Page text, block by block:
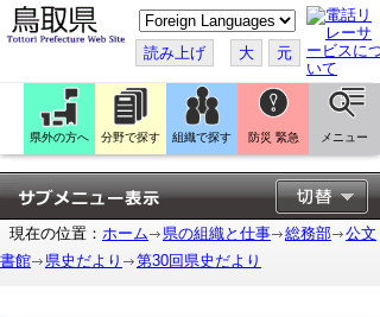
こ
の
ペ
ー
ジ
翻
訳
す
る
読み上げ 大 元
県外の方へ 分野で探す 組織で探す 防災 緊急 メニュー
現在の位置： ホーム 県の組織と仕事 総務部
公文
書館
県史だより 第30回県史だより